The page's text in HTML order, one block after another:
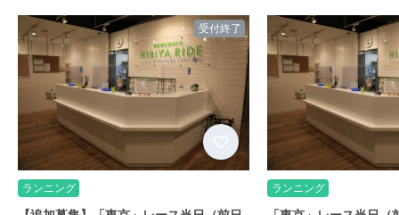
受付終了
ランニング ランニング